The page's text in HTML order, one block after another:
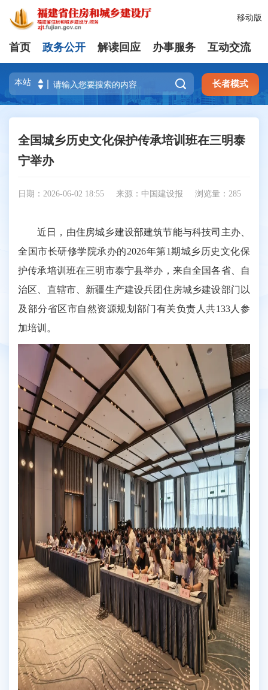
移动版
首页 政务公开 解读回应 办事服务 互动交流
 长者模式
全国城乡历史文化保护传承培训班在三明泰
宁举办
日期：2026-06-02 18:55 来源：中国建设报 浏览量： 285
近日，由住房城乡建设部建筑节能与科技司主办、
全国市长研修学院承办的2026年第1期城乡历史文化保
护传承培训班在三明市泰宁县举办，来自全国各省、自
治区、直辖市、新疆生产建设兵团住房城乡建设部门以
及部分省区市自然资源规划部门有关负责人共133人参
加培训。